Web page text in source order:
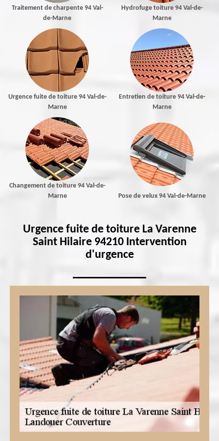
Traitement de charpente 94 Val-
de-Marne
Hydrofuge toiture 94 Val-de-
Marne
Urgence fuite de toiture 94 Val-de-
Marne
Entretien de toiture 94 Val-de-
Marne
Changement de toiture 94 Val-de-
Marne
Pose de velux 94 Val-de-Marne
Urgence fuite de toiture La Varenne
Saint Hilaire 94210 Intervention
d'urgence